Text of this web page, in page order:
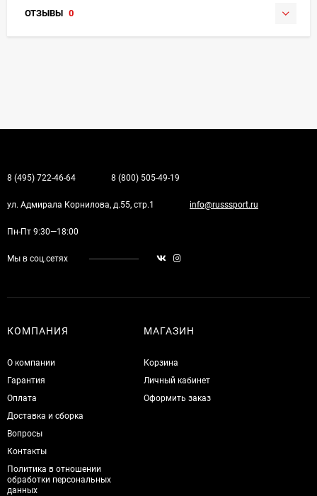
ОТЗЫВЫ 0
8 (495) 722-46-64 8 (800) 505-49-19
ул. Адмирала Корнилова, д.55, стр.1 info@russsport.ru
Пн-Пт 9:30—18:00
Мы в соц.сетях
КОМПАНИЯ
О компании
Гарантия
Оплата
Доставка и сборка
Вопросы
Контакты
Политика в отношении
обработки персональных
данных
МАГАЗИН
Корзина
Личный кабинет
Оформить заказ